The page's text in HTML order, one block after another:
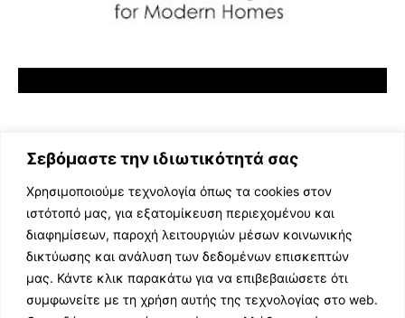
Σεβόμαστε την ιδιωτικότητά σας
Χρησιμοποιούμε τεχνολογία όπως τα cookies στον
ιστότοπό μας, για εξατομίκευση περιεχομένου και
διαφημίσεων, παροχή λειτουργιών μέσων κοινωνικής
δικτύωσης και ανάλυση των δεδομένων επισκεπτών
μας. Κάντε κλικ παρακάτω για να επιβεβαιώσετε ότι
συμφωνείτε με τη χρήση αυτής της τεχνολογίας στο web.
ΕΛΛΗΝΙΚΗ ΜΟΥΣΙΚΗ
TV SHOWS
EVENTS
ΘΕΑΤΡΟ